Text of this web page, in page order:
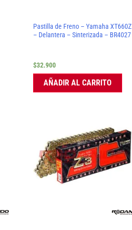
Pastilla de Freno – Yamaha XT660Z
– Delantera – Sinterizada – BR4027
$32.900
AÑADIR AL CARRITO